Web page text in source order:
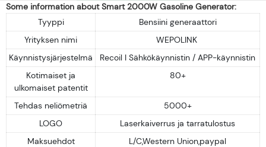
Some information about Smart 2000W Gasoline Generator:
Tyyppi
Bensiini generaattori
Yrityksen nimi
WEPOLINK
Käynnistysjärjestelmä
Recoil I Sähkökäynnistin / APP-käynnistin
Kotimaiset ja
ulkomaiset patentit
80+
Tehdas neliömetriä
5000+
LOGO
Laserkaiverrus ja tarratulostus
Maksuehdot
L/C,Western Union,paypal